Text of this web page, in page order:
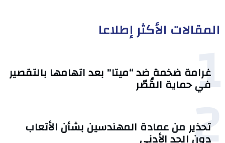
المقالات الأكثر إطلاعا
1
غرامة ضخمة ضد “ميتا” بعد اتهامها بالتقصير
في حماية القُصّر
تحذير من عمادة المهندسين بشأن الأتعاب
دون الحد الأدنى